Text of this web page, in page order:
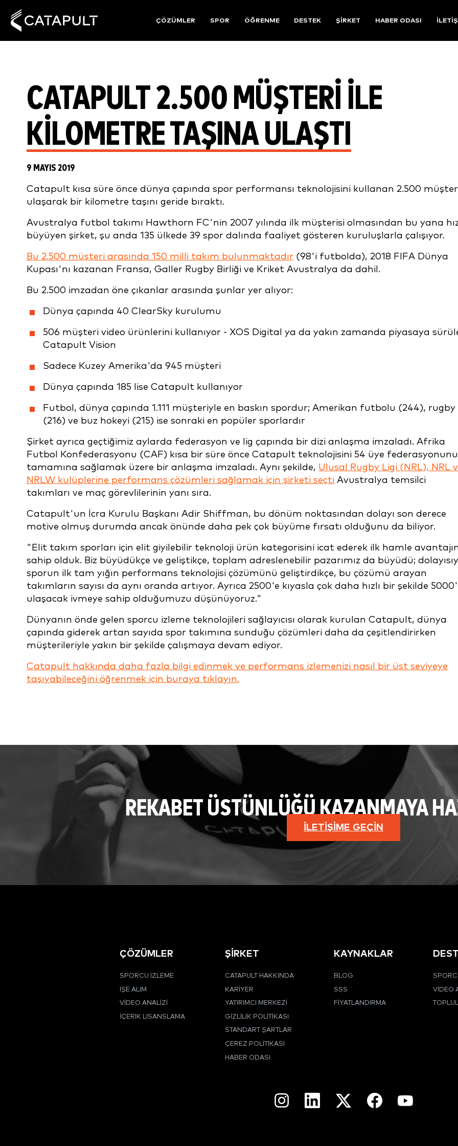
ÇÖZÜMLER SPOR ÖĞRENME DESTEK ŞIRKET HABER ODASI
CATAPULT 2.500 MÜŞTERI ILE
KILOMETRE TAŞINA ULAŞTI
9 MAYIS 2019
Catapult kısa süre önce dünya çapında spor performansı teknolojisini kullanan 2.500
ulaşarak bir kilometre taşını geride bıraktı.
Avustralya futbol takımı Hawthorn FC'nin 2007 yılında ilk müşterisi olmasından bu yana
büyüyen şirket, şu anda 135 ülkede 39 spor dalında faaliyet gösteren kuruluşlarla çalışıyor.
Bu 2.500 müşteri arasında 150 milli takım bulunmaktadır (98'i futbolda), 2018 FIFA Dünya
Kupası'nı kazanan Fransa, Galler Rugby Birliği ve Kriket Avustralya da dahil.
Bu 2.500 imzadan öne çıkanlar arasında şunlar yer alıyor:
Dünya çapında 40 ClearSky kurulumu
506 müşteri video ürünlerini kullanıyor - XOS Digital ya da yakın zamanda piyasaya
Catapult Vision
Sadece Kuzey Amerika'da 945 müşteri
Dünya çapında 185 lise Catapult kullanıyor
Futbol, dünya çapında 1.111 müşteriyle en baskın spordur; Amerikan futbolu (244), rugby
(216) ve buz hokeyi (215) ise sonraki en popüler sporlardır
Şirket ayrıca geçtiğimiz aylarda federasyon ve lig çapında bir dizi anlaşma imzaladı. Afrika
Futbol Konfederasyonu (CAF) kısa bir süre önce Catapult teknolojisini 54 üye
tamamına sağlamak üzere bir anlaşma imzaladı. Aynı şekilde, Ulusal Rugby Ligi (NRL), NRL
NRLW kulüplerine performans çözümleri sağlamak için şirketi seçti Avustralya temsilci
takımları ve maç görevlilerinin yanı sıra.
Catapult'un İcra Kurulu Başkanı Adir Shiffman, bu dönüm noktasından dolayı son derece
motive olmuş durumda ancak önünde daha pek çok büyüme fırsatı olduğunu da biliyor.
"Elit takım sporları için elit giyilebilir teknoloji ürün kategorisini icat ederek ilk hamle
sahip olduk. Biz büyüdükçe ve geliştikçe, toplam adreslenebilir pazarımız da büyüdü;
sporun ilk tam yığın performans teknolojisi çözümünü geliştirdikçe, bu çözümü arayan
takımların sayısı da aynı oranda artıyor. Ayrıca 2500'e kıyasla çok daha hızlı bir şekilde
ulaşacak ivmeye sahip olduğumuzu düşünüyoruz."
Dünyanın önde gelen sporcu izleme teknolojileri sağlayıcısı olarak kurulan Catapult, dünya
çapında giderek artan sayıda spor takımına sunduğu çözümleri daha da çeşitlendirirken
müşterileriyle yakın bir şekilde çalışmaya devam ediyor.
Catapult hakkında daha fazla bilgi edinmek ve performans izlemenizi nasıl bir üst seviyeye
taşıyabileceğini öğrenmek için buraya tıklayın.
REKABET ÜSTÜNLÜĞÜ KAZANMAYA
İLETIŞIME GEÇIN
ÇÖZÜMLER
SPORCU İZLEME
İŞE ALIM
VIDEO ANALIZI
İÇERIK LISANSLAMA
ŞİRKET
CATAPULT HAKKINDA
KARIYER
YATIRIMCI MERKEZI
GIZLILIK POLITIKASI
STANDART ŞARTLAR
ÇEREZ POLITIKASI
HABER ODASI
KAYNAKLAR
BLOG
SSS
FIYATLANDIRMA
VIDEO